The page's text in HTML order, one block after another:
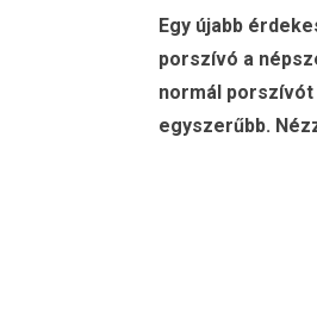
Egy újabb
porszívó a
normál
egyszerűbb.